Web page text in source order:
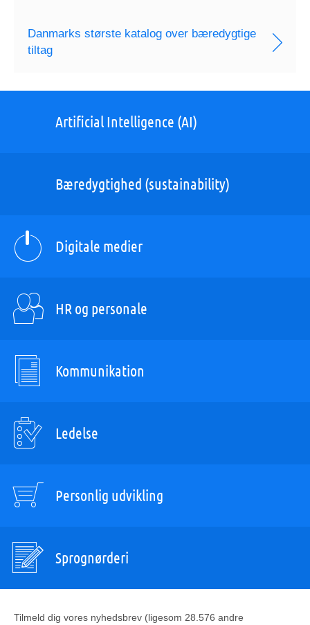
Danmarks største katalog over bæredygtige
tiltag
Artificial Intelligence (AI)
Bæredygtighed (sustainability)
Digitale medier
HR og personale
Kommunikation
Ledelse
Personlig udvikling
Sprognørderi
Tilmeld dig vores nyhedsbrev (ligesom 28.576 andre